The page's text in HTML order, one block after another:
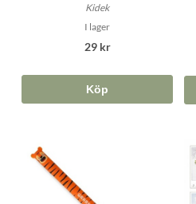
Kidek
I lager
29 kr
Köp